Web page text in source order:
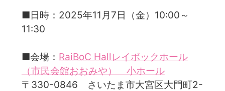
■日時：2025年11月7日（金）10:00～
11:30
■会場： RaiBoC Hallレイボックホール
（市民会館おおみや） 小ホール
〒330-0846 さいたま市大宮区大門町2-